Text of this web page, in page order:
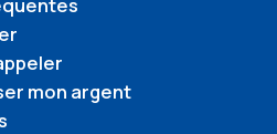
mon argent